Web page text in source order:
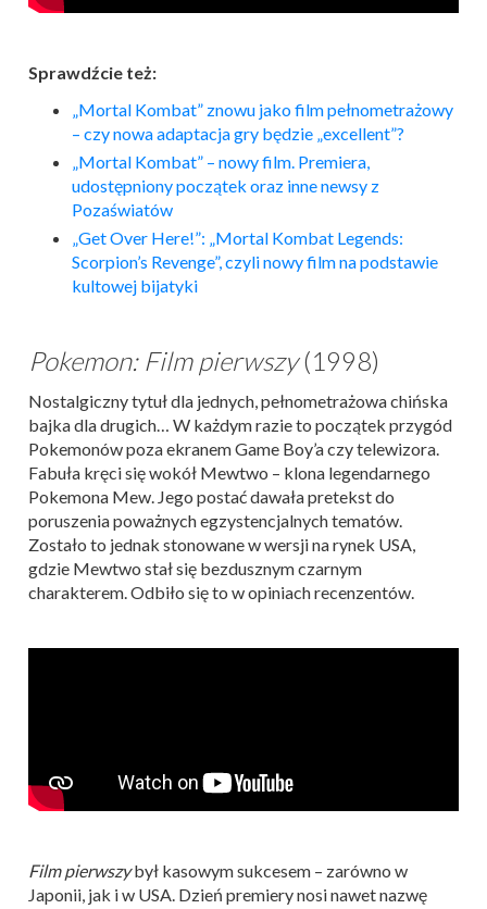
Sprawdźcie też:
Mortal Kombat” znowu jako film pełnometrażowy
– czy nowa adaptacja gry będzie „excellent”?
Mortal Kombat” – nowy film. Premiera,
udostępniony początek oraz inne newsy z
Pozaświatów
„Get Over Here!”: „ Mortal Kombat Legends:
Scorpion’s Revenge”, czyli nowy film na podstawie
kultowej bijatyki
Pokemon: Film pierwszy(1998)
Nostalgiczny tytuł dla jednych, pełnometrażowa chińska
bajka dla drugich… W każdym razie to początek przygód
Pokemonów poza ekranem Game Boy’a czy telewizora.
Fabuła kręci się wokół Mewtwo – klona legendarnego
Pokemona Mew. Jego postać dawała pretekst do
poruszenia poważnych egzystencjalnych tematów.
Zostało to jednak stonowane w wersji na rynek USA,
gdzie Mewtwo stał się bezdusznym czarnym
charakterem. Odbiło się to w opiniach recenzentów.
Film pierwszybył kasowym sukcesem – zarówno w
Japonii, jak i w USA. Dzień premiery nosi nawet nazwę